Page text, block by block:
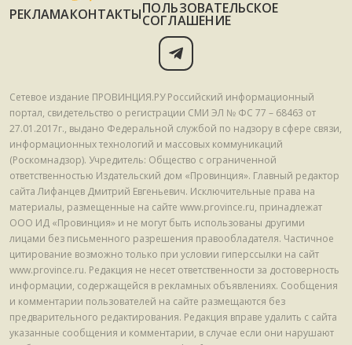
РЕКЛАМАКОНТАКТЫПОЛЬЗОВАТЕЛЬСКОЕ
СОГЛАШЕНИЕ
Сетевое издание ПРОВИНЦИЯ.РУ Российский информационный
портал, свидетельство о регистрации СМИ ЭЛ № ФС 77 – 68463 от
27.01.2017г., выдано Федеральной службой по надзору в сфере связи,
информационных технологий и массовых коммуникаций
(Роскомнадзор). Учредитель: Общество с ограниченной
ответственностью Издательский дом «Провинция». Главный редактор
сайта Лифанцев Дмитрий Евгеньевич. Исключительные права на
материалы, размещенные на сайте www.province.ru, принадлежат
ООО ИД «Провинция» и не могут быть использованы другими
лицами без письменного разрешения правообладателя. Частичное
цитирование возможно только при условии гиперссылки на сайт
www.province.ru. Редакция не несет ответственности за достоверность
информации, содержащейся в рекламных объявлениях. Сообщения
и комментарии пользователей на сайте размещаются без
предварительного редактирования. Редакция вправе удалить с сайта
указанные сообщения и комментарии, в случае если они нарушают